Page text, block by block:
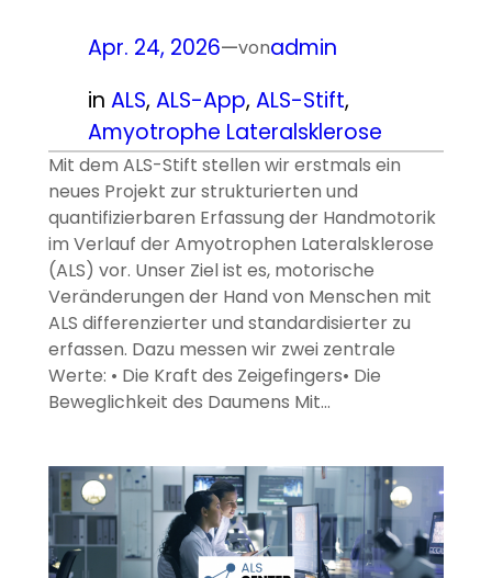
Apr. 24, 2026—vonadmin
in ALS, ALS-App, ALS-Stift
Amyotrophe Lateralsklerose
Mit dem ALS-Stift stellen wir erstmals ein
neues Projekt zur strukturierten und
quantifizierbaren Erfassung der Handmotorik
im Verlauf der Amyotrophen Lateralsklerose
(ALS) vor. Unser Ziel ist es, motorische
Veränderungen der Hand von Menschen mit
ALS differenzierter und standardisierter zu
erfassen. Dazu messen wir zwei zentrale
Werte: • Die Kraft des Zeigefingers• Die
Beweglichkeit des Daumens Mit…